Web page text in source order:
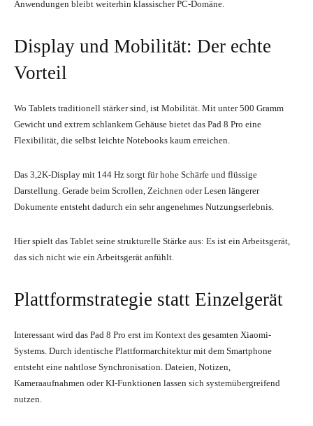
Anwendungen bleibt weiterhin klassischer PC-Domäne.
Display und Mobilität: Der echte
Vorteil
Wo Tablets traditionell stärker sind, ist Mobilität. Mit unter 500 Gramm
Gewicht und extrem schlankem Gehäuse bietet das Pad 8 Pro eine
Flexibilität, die selbst leichte Notebooks kaum erreichen.
Das 3,2K-Display mit 144 Hz sorgt für hohe Schärfe und flüssige
Darstellung. Gerade beim Scrollen, Zeichnen oder Lesen längerer
Dokumente entsteht dadurch ein sehr angenehmes Nutzungserlebnis.
Hier spielt das Tablet seine strukturelle Stärke aus: Es ist ein Arbeitsgerät,
das sich nicht wie ein Arbeitsgerät anfühlt.
Plattformstrategie statt Einzelgerät
Interessant wird das Pad 8 Pro erst im Kontext des gesamten Xiaomi-
Systems. Durch identische Plattformarchitektur mit dem Smartphone
entsteht eine nahtlose Synchronisation. Dateien, Notizen,
Kameraaufnahmen oder KI-Funktionen lassen sich systemübergreifend
nutzen.